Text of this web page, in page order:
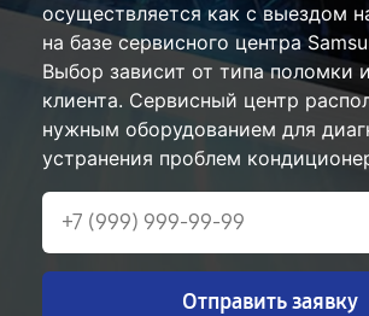
осуществляется как с выездом
на базе сервисного центра
Выбор зависит от типа поломки
клиента. Сервисный центр
нужным оборудованием для
устранения проблем
Отправить заявку